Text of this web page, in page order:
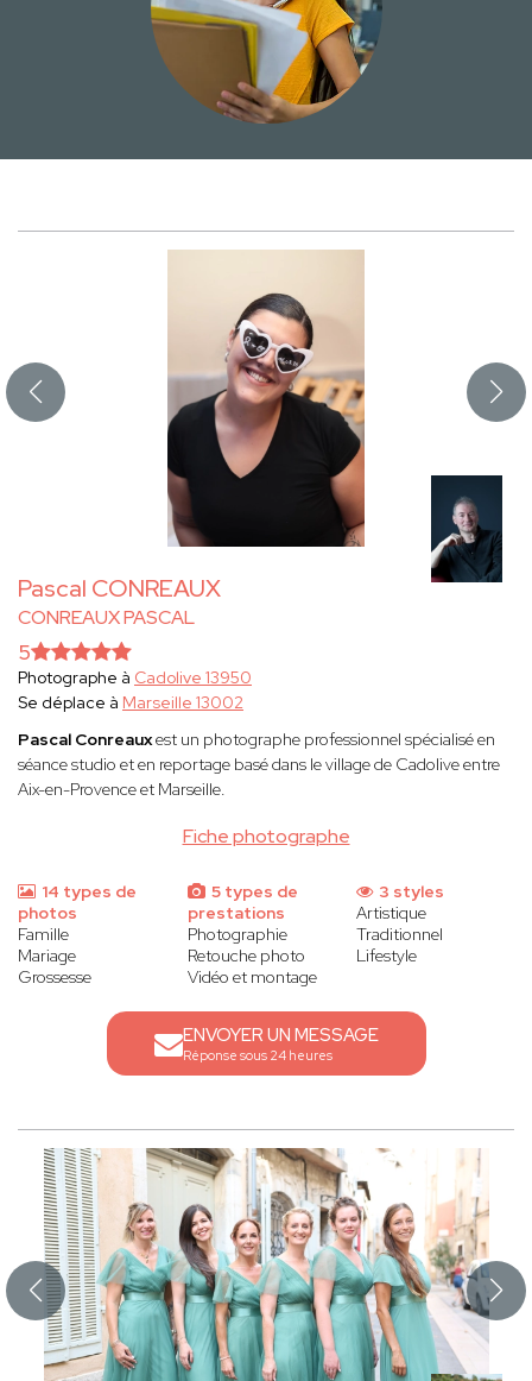
Pascal CONREAUX
CONREAUX PASCAL
Fiche photographe
5
Photographe à Cadolive 13950
Se déplace à Marseille 13002
Pascal Conreauxest un photographe professionnel spécialisé en
séance studio et en reportage basé dans le village de Cadolive entre
Aix-en-Provence et Marseille.
14 types de
photos
Famille
Mariage
Grossesse
5 types de
prestations
Photographie
Retouche photo
Vidéo et montage
3 styles
Artistique
Traditionnel
Lifestyle
ENVOYER UN MESSAGE
Réponse sous 24 heures